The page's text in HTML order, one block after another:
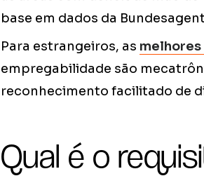
base em dados da
Para estrangeiros, as melhores
empregabilidade são
reconhecimento facilitado de
Qual é o